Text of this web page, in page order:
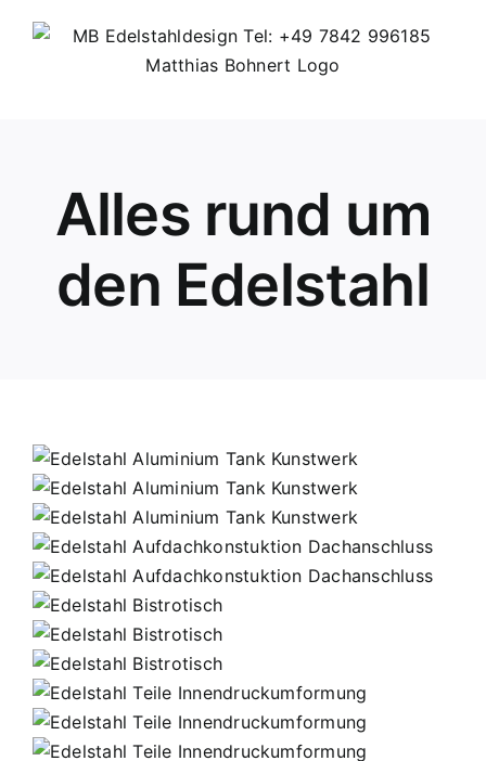
Alles rund um
den Edelstahl